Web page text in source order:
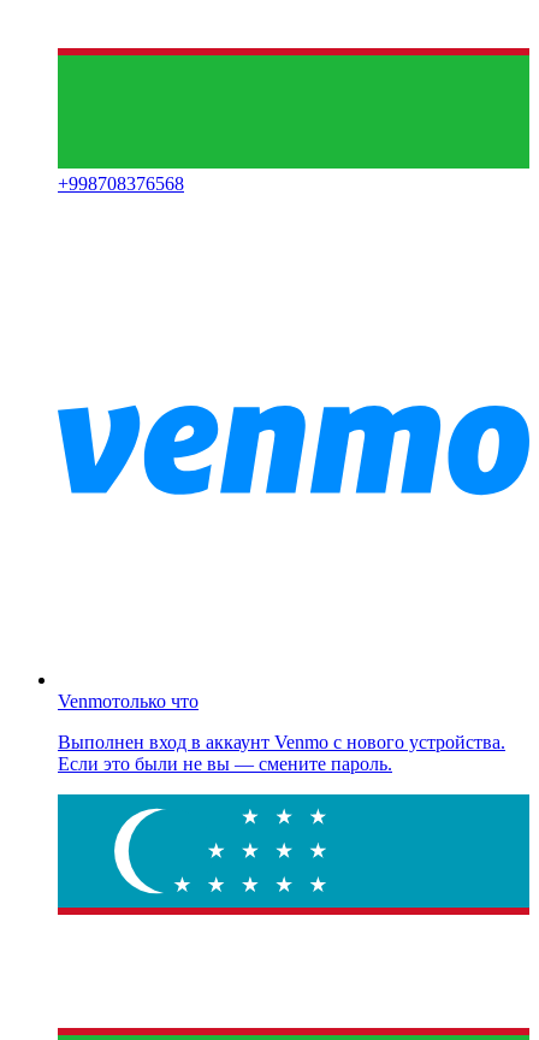
+998708376568
Venmoтолько что
Выполнен вход в аккаунт Venmo с нового устройства.
Если это были не вы — смените пароль.